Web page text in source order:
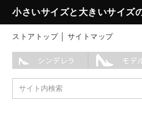
小さいサイズと大きいサイズ
ストアトップ│ サイトマップ